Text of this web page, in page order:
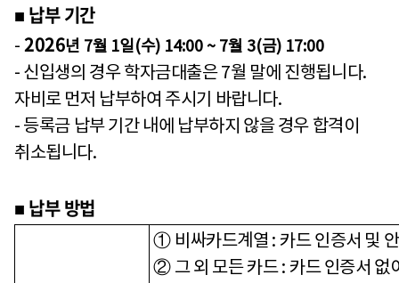
■ 납부 기간
- 2026년 7월 1일(수) 14:00 ~ 7월 3(금) 17:00
- 신입생의 경우 학자금대출은7월 말에 진행됩니다.
자비로 먼저 납부하여 주시기 바랍니다.
- 등록금 납부 기간 내에 납부하지 않을 경우 합격이
취소됩니다.
■ 납부 방법
① 비싸카드계열 : 카드 인증서 및
② 그 외 모든 카드: 카드 인증서 없